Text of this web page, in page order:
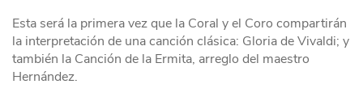
Esta será la primera vez que la Coral y el Coro compartirán
la interpretación de una canción clásica: Gloria de Vivaldi; y
también la Canción de la Ermita, arreglo del maestro
Hernández.